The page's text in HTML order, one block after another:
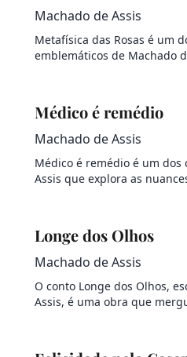
Machado de Assis
Metafísica das Rosas é um
emblemáticos de Machado
Médico é remédio
Machado de Assis
Médico é remédio é um dos
Assis que explora as
Longe dos Olhos
Machado de Assis
O conto Longe dos Olhos,
Assis, é uma obra que